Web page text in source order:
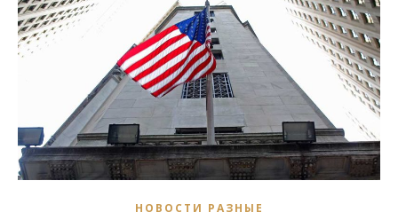
НОВОСТИ РАЗНЫЕ